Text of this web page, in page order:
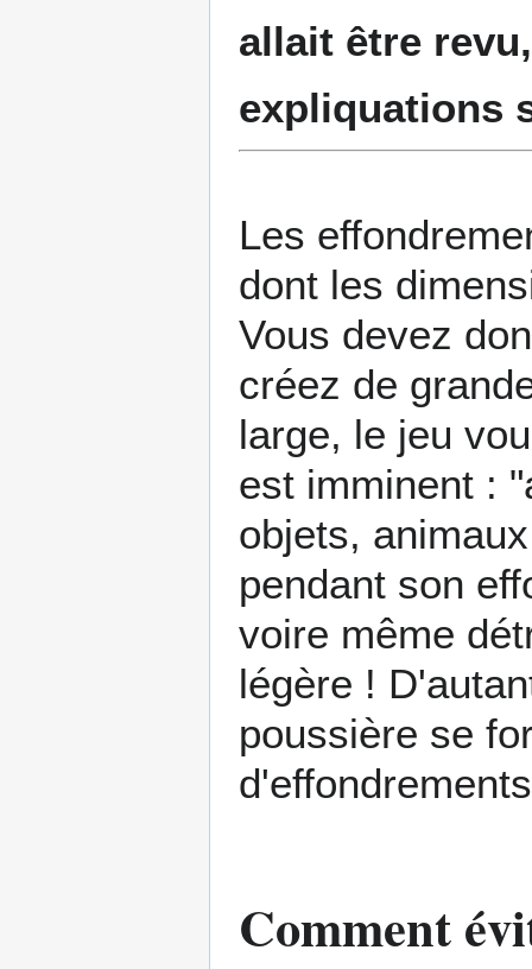
allait être
expliquations
Les
dont les
Vous devez
créez de
large, le jeu
est imminent :
objets, animaux
pendant son
voire même
légère !
poussière se
Comment